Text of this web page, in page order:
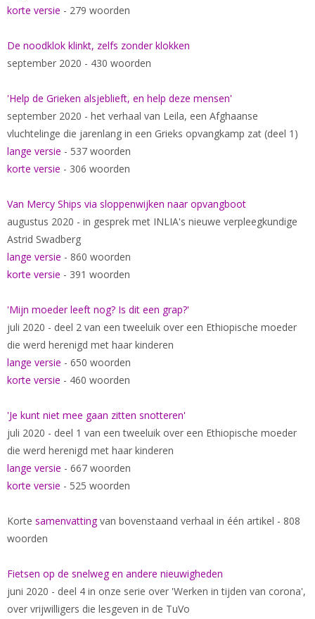
korte versie - 279 woorden
De noodklok klinkt, zelfs zonder klokken
september 2020 - 430 woorden
'Help de Grieken alsjeblieft, en help deze mensen'
september 2020 - het verhaal van Leila, een Afghaanse
vluchtelinge die jarenlang in een Grieks opvangkamp zat (deel 1)
lange versie - 537 woorden
korte versie - 306 woorden
Van Mercy Ships via sloppenwijken naar opvangboot
augustus 2020 - in gesprek met INLIA's nieuwe verpleegkundige
Astrid Swadberg
lange versie - 860 woorden
korte versie - 391 woorden
'Mijn moeder leeft nog? Is dit een grap?'
juli 2020 - deel 2 van een tweeluik over een Ethiopische moeder
die werd herenigd met haar kinderen
lange versie - 650 woorden
korte versie - 460 woorden
'Je kunt niet mee gaan zitten snotteren'
juli 2020 - deel 1 van een tweeluik over een Ethiopische moeder
die werd herenigd met haar kinderen
lange versie - 667 woorden
korte versie - 525 woorden
Korte samenvattingvan bovenstaand verhaal in één artikel - 808
woorden
Fietsen op de snelweg en andere nieuwigheden
juni 2020 - deel 4 in onze serie over 'Werken in tijden van corona',
over vrijwilligers die lesgeven in de TuVo